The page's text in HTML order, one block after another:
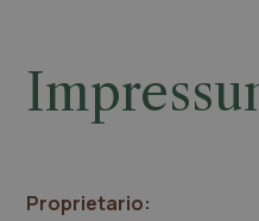
Proprietario: